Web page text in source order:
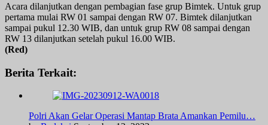
Acara dilanjutkan dengan pembagian fase grup Bimtek. Untuk grup
pertama mulai RW 01 sampai dengan RW 07. Bimtek dilanjutkan
sampai pukul 12.30 WIB, dan untuk grup RW 08 sampai dengan
RW 13 dilanjutkan setelah pukul 16.00 WIB.
(Red)
Berita Terkait:
Polri Akan Gelar Operasi Mantap Brata Amankan Pemilu…